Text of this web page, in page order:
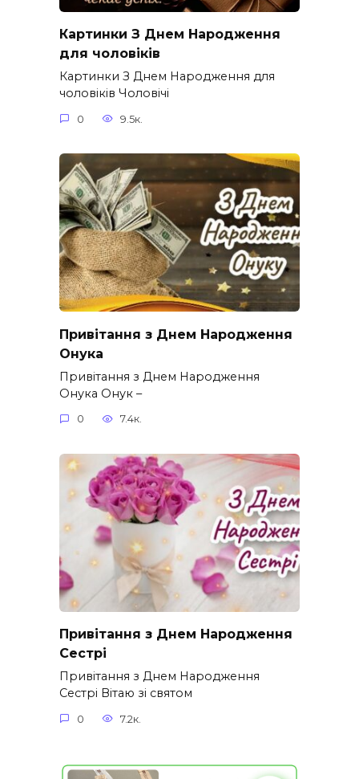
Картинки З Днем Народження
для чоловіків​
Картинки З Днем Народження для
чоловіків​ Чоловічі
0 9.5к.
Привітання з Днем Народження
Онука
Привітання з Днем Народження
Онука Онук –
0 7.4к.
Привітання з Днем Народження
Сестрі
Привітання з Днем Народження
Сестрі Вітаю зі святом
0 7.2к.